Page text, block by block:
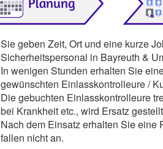
Sie geben Zeit, Ort und eine kurze
Sicherheitspersonal in Bayreuth &
In wenigen Stunden erhalten Sie
gewünschten Einlasskontrolleure /
Die gebuchten Einlasskontrolleure
bei Krankheit etc., wird Ersatz
Nach dem Einsatz erhalten Sie eine
fallen nicht an.